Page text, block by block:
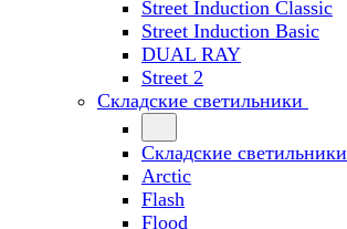
Street Induction Classic
Street Induction Basic
DUAL RAY
Street 2
Складские светильники
Складские светильники
Arctic
Flash
Flood